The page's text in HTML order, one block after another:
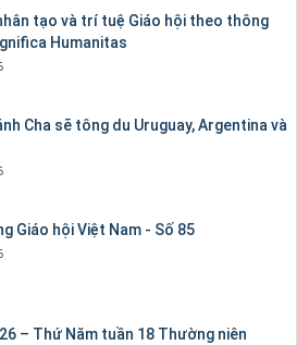
tạo và trí tuệ Giáo hội theo thông
Humanitas
Cha sẽ tông du Uruguay, Argentina và
Giáo hội Việt Nam - Số 85
– Thứ Năm tuần 18 Thường niên